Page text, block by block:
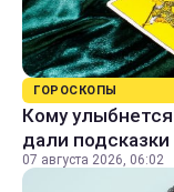
ГОРОСКОПЫ
Кому
дали
07 августа 2026, 06:02